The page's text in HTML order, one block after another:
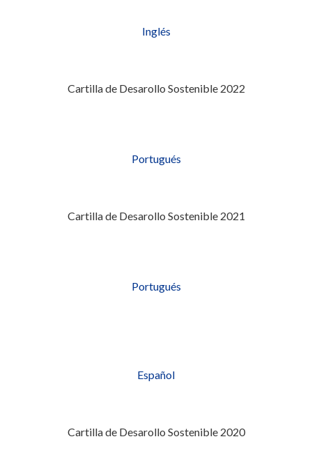
Inglés
Cartilla de Desarollo Sostenible 2022
Portugués
Cartilla de Desarollo Sostenible 2021
Portugués
Español
Cartilla de Desarollo Sostenible 2020